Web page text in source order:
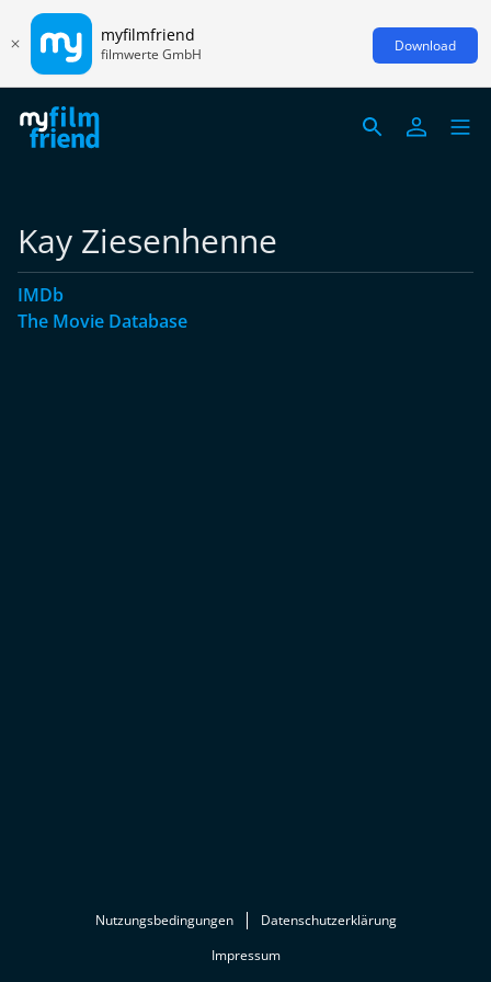
myfilmfriend
filmwerte GmbH Download
Kay Ziesenhenne
IMDb
The Movie Database
Nutzungsbedingungen
Datenschutzerklärung
Impressum